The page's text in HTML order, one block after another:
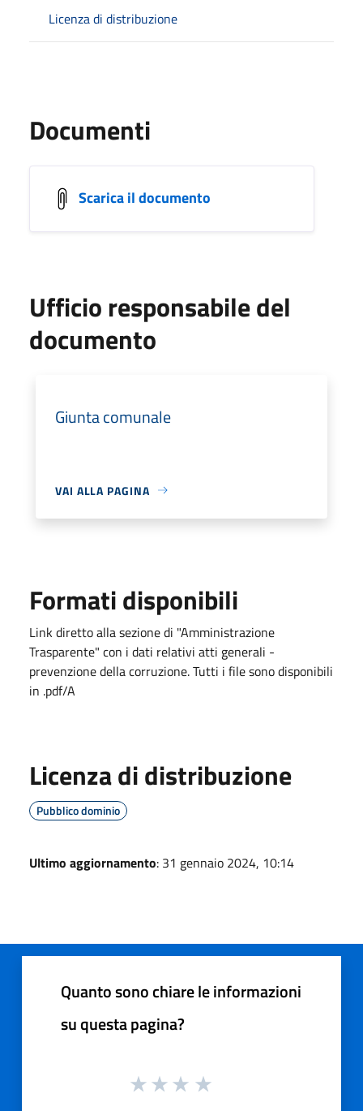
Licenza di distribuzione
Documenti
Scarica il documento
Ufficio responsabile del
documento
Giunta comunale
VAI ALLA PAGINA
Formati disponibili
Link diretto alla sezione di "Amministrazione
Trasparente" con i dati relativi atti generali -
prevenzione della corruzione. Tutti i file sono disponibili
in .pdf/A
Licenza di distribuzione
Pubblico dominio
Ultimo aggiornamento: 31 gennaio 2024, 10:14
Quanto sono chiare le informazioni
su questa pagina?